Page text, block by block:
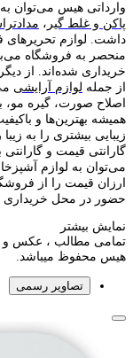
وارداتی هیس می‌توان به
پاکن و غلط گیر ،
داشت. لوازم تحریر‌های
منحصر به فروشگاه
خریداری شده‌اند. از
از جمله لوازم آرایشی
اصلاح صورت، گیره
همیشه بهترین‌ها و
زیبایی بیشتری را به
گارانتی قیمت و
می‌توان به لوازم
ارزان قیمت را از
حضور در محل خریداری
نمایش بیشتر
تمامی مطالب ، عکس و
هیس محفوظ میباشد.
تصاویر رسمی